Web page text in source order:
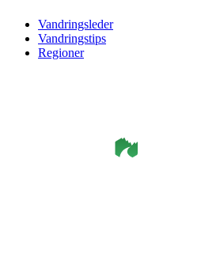
Vandringsleder
Vandringstips
Regioner